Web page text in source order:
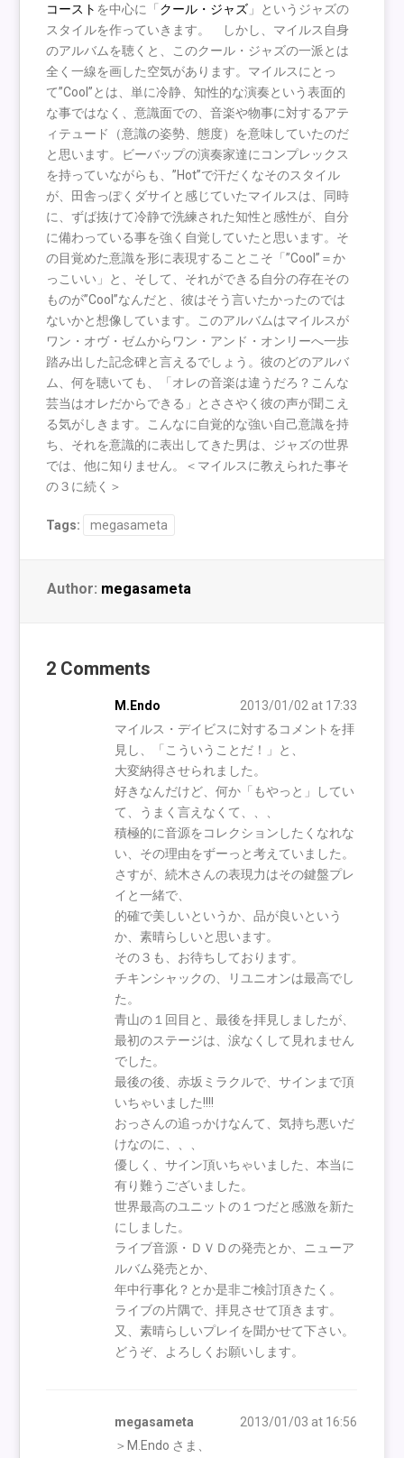
コースト を中心に「 クール・ジャズ 」というジャズの
スタイルを作っていきます。 しかし、マイルス自身
のアルバムを聴くと、このクール・ジャズの一派とは
全く一線を画した空気があります。マイルスにとっ
て”Cool”とは、単に冷静、知性的な演奏という表面的
な事ではなく、意識面での、音楽や物事に対するアテ
ィテュード（意識の姿勢、態度）を意味していたのだ
と思います。ビーバップの演奏家達にコンプレックス
を持っていながらも、”Hot”で汗だくなそのスタイル
が、田舎っぽくダサイと感じていたマイルスは、同時
に、ずば抜けて冷静で洗練された知性と感性が、自分
に備わっている事を強く自覚していたと思います。そ
の目覚めた意識を形に表現することこそ「”Cool”＝か
っこいい」と、そして、それができる自分の存在その
ものが”Cool”なんだと、彼はそう言いたかったのでは
ないかと想像しています。このアルバムはマイルスが
ワン・オヴ・ゼムからワン・アンド・オンリーへ一歩
踏み出した記念碑と言えるでしょう。彼のどのアルバ
ム、何を聴いても、「オレの音楽は違うだろ？こんな
芸当はオレだからできる」とささやく彼の声が聞こえ
る気がしきます。こんなに自覚的な強い自己意識を持
ち、それを意識的に表出してきた男は、ジャズの世界
では、他に知りません。＜マイルスに教えられた事そ
の３に続く＞
Tags: megasameta
Author: megasameta
2 Comments
M.Endo
2013/01/02 at 17:33
マイルス・デイビスに対するコメントを拝
見し、「こういうことだ！」と、
大変納得させられました。
好きなんだけど、何か「もやっと」してい
て、うまく言えなくて、、、
積極的に音源をコレクションしたくなれな
い、その理由をずーっと考えていました。
さすが、続木さんの表現力はその鍵盤プレ
イと一緒で、
的確で美しいというか、品が良いという
か、素晴らしいと思います。
その３も、お待ちしております。
チキンシャックの、リユニオンは最高でし
た。
青山の１回目と、最後を拝見しましたが、
最初のステージは、涙なくして見れません
でした。
最後の後、赤坂ミラクルで、サインまで頂
いちゃいました!!!!
おっさんの追っかけなんて、気持ち悪いだ
けなのに、、、
優しく、サイン頂いちゃいました、本当に
有り難うございました。
世界最高のユニットの１つだと感激を新た
にしました。
ライブ音源・ＤＶＤの発売とか、ニューア
ルバム発売とか、
年中行事化？とか是非ご検討頂きたく。
ライブの片隅で、拝見させて頂きます。
又、素晴らしいプレイを聞かせて下さい。
どうぞ、よろしくお願いします。
megasameta
2013/01/03 at 16:56
＞M.Endo さま、